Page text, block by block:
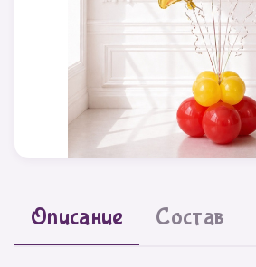
Описание Состав